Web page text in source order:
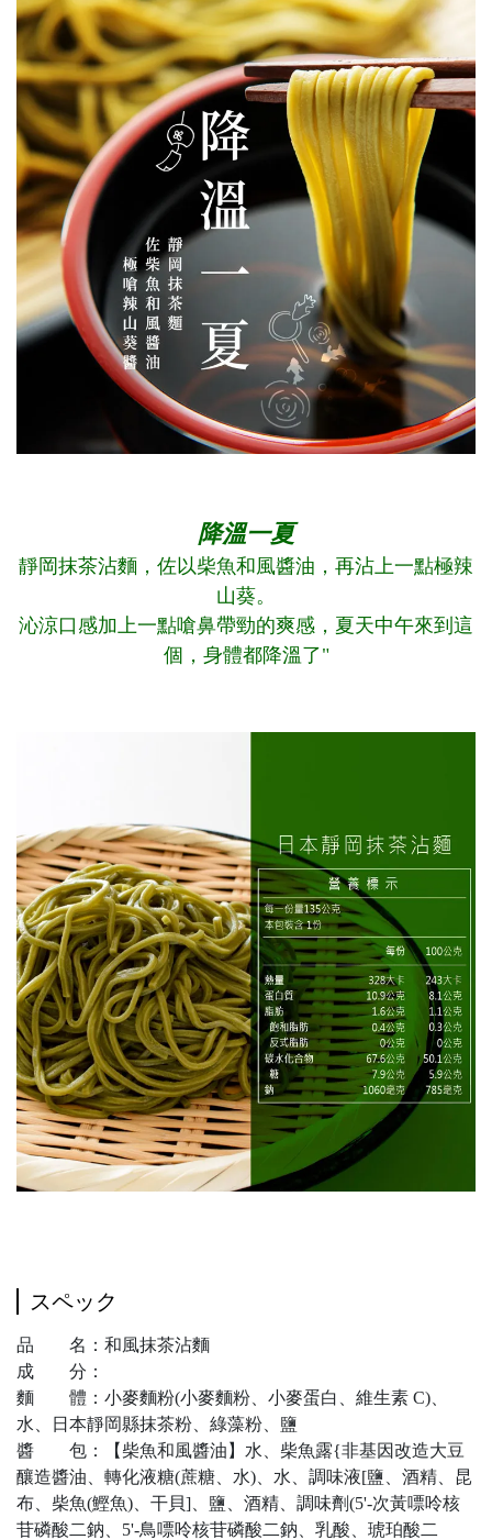
降溫一夏
靜岡抹茶沾麵，佐以柴魚和風醬油，再沾上一點極辣
山葵。
沁涼口感加上一點嗆鼻帶勁的爽感，夏天中午來到這
個，身體都降溫了"
スペック
品 名：和風抹茶沾麵
成 分：
麵 體：小麥麵粉(小麥麵粉、小麥蛋白、維生素 C)、
水、日本靜岡縣抹茶粉、綠藻粉、鹽
醬 包：【柴魚和風醬油】水、柴魚露{非基因改造大豆
釀造醬油、轉化液糖(蔗糖、水)、水、調味液[鹽、酒精、昆
布、柴魚(鰹魚)、干貝]、鹽、酒精、調味劑(5'-次黃嘌呤核
苷磷酸二鈉、5'-鳥嘌呤核苷磷酸二鈉、乳酸、琥珀酸二